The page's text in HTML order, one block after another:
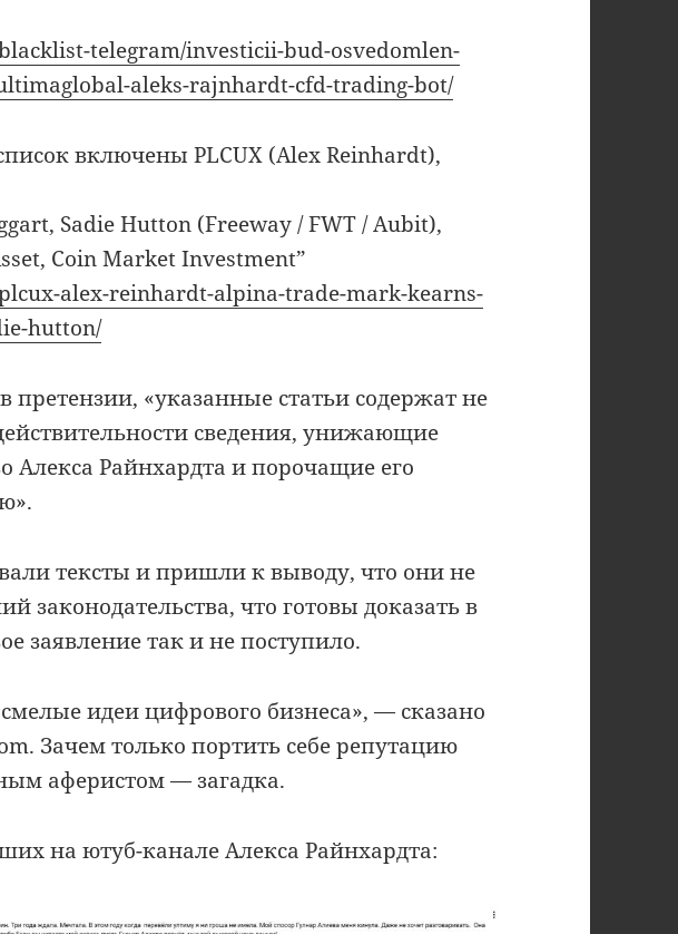
telegram/investicii-bud-osvedomlen-
aleks-rajnhardt-cfd-trading-bot/
включены PLCUX (Alex Reinhardt),
Sadie Hutton (Freeway / FWT / Aubit),
Coin Market Investment”
alex-reinhardt-alpina-trade-mark-kearns-
hutton/
«указанные статьи содержат не
сведения, унижающие
Алекса Райнхардта и порочащие его
тексты и пришли к выводу, что они не
законодательства, что готовы доказать в
заявление так и не поступило.
идеи цифрового бизнеса», — сказано
Зачем только портить себе репутацию
аферистом — загадка.
на ютуб-канале Алекса Райнхардта: